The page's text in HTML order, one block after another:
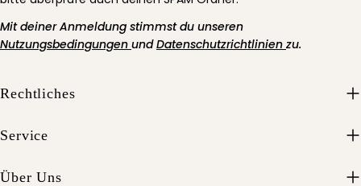
Rechtliches
Service
Über Uns
Mit deiner Anmeldung stimmst du unseren
Nutzungsbedingungen undDatenschutzrichtlinien zu.